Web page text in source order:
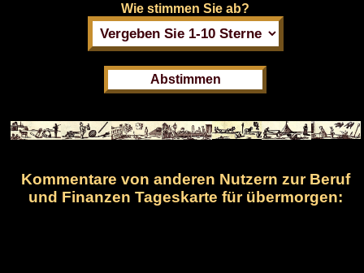
Wie stimmen Sie ab?
Kommentare von anderen Nutzern zur Beruf
und Finanzen Tageskarte für übermorgen: